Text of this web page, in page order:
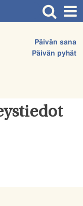
Päivän sana
Päivän pyhät